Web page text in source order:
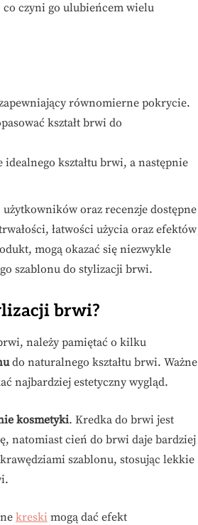
czyni go ulubieńcem wielu
równomierne pokrycie.
kształt brwi do
kształtu brwi, a następnie
oraz recenzje dostępne
łatwości użycia oraz efektów
mogą okazać się niezwykle
szablonu do stylizacji brwi.
brwi?
należy pamiętać o kilku
do naturalnego kształtu brwi. Ważne
najbardziej estetyczny wygląd.
kosmetyki. Kredka do brwi jest
natomiast cień do brwi daje bardziej
szablonu, stosując lekkie
kreski mogą dać efekt